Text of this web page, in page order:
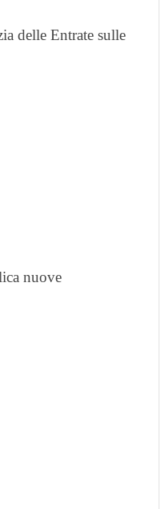
delle Entrate sulle
nuove